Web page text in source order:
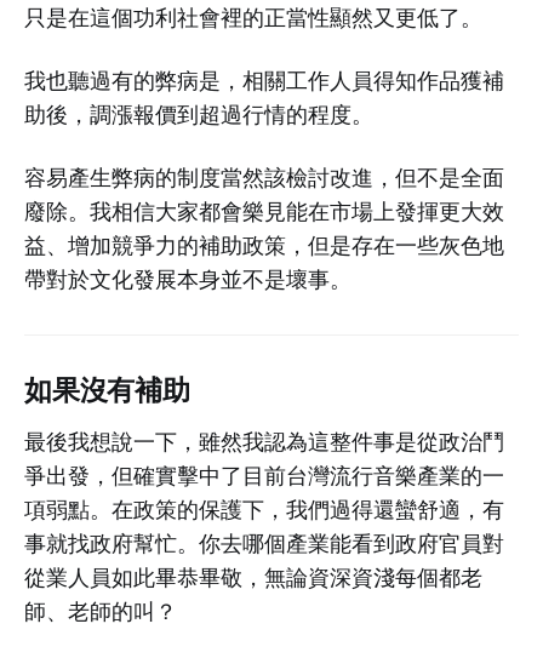
只是在這個功利社會裡的正當性顯然又更低了。
我也聽過有的弊病是，相關工作人員得知作品獲補
助後，調漲報價到超過行情的程度。
容易產生弊病的制度當然該檢討改進，但不是全面
廢除。我相信大家都會樂見能在市場上發揮更大效
益、增加競爭力的補助政策，但是存在一些灰色地
帶對於文化發展本身並不是壞事。
如果沒有補助
最後我想說一下，雖然我認為這整件事是從政治鬥
爭出發，但確實擊中了目前台灣流行音樂產業的一
項弱點。在政策的保護下，我們過得還蠻舒適，有
事就找政府幫忙。你去哪個產業能看到政府官員對
從業人員如此畢恭畢敬，無論資深資淺每個都老
師、老師的叫？